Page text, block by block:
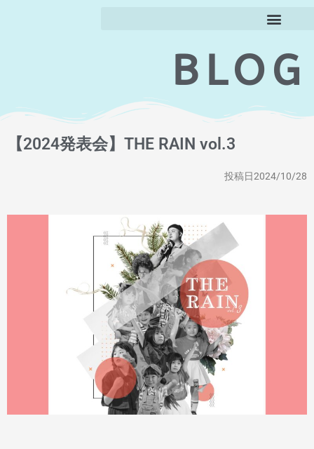
BLOG
【2024発表会】THE RAIN vol.3
投稿日2024/10/28